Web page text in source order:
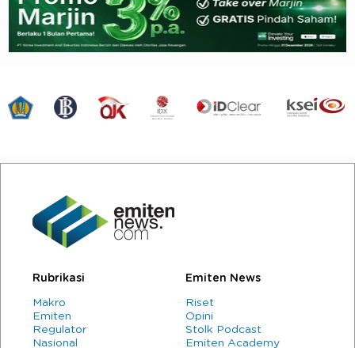
Rubrikasi
Makro
Emiten
Regulator
Nasional
Emiten News
Riset
Opini
Stolk Podcast
Emiten Academy